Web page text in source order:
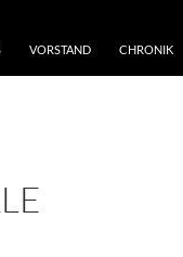
VORSTAND CHRONIK